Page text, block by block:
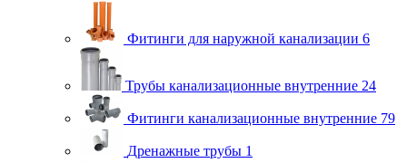
Фитинги для наружной канализации 6
Трубы канализационные внутренние 24
Фитинги канализационные внутренние 79
Дренажные трубы 1